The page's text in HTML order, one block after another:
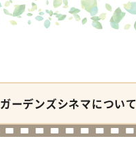
ガーデンズシネマについて